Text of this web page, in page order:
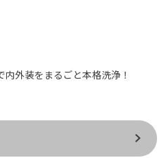
外装をまるごと本格洗浄！